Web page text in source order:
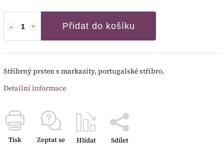
Přidat do košíku
Stříbrný prsten s markazity, portugalské stříbro.
Detailní informace
Tisk Zeptat se Hlídat Sdílet